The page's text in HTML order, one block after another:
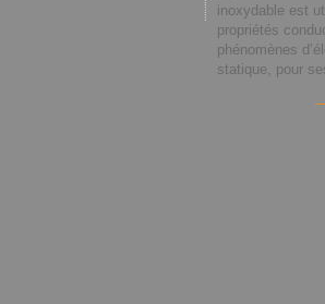
inoxydable est
propriétés
phénomènes
statique, pour